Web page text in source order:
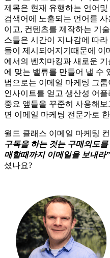
제목은 현재 유행하는 언어및
검색어에 노출되는 언어를 사
이고, 컨텐츠를 제작하는 기
스들은 시간이 지나감에 따
들이 제시되어지기때문에 이
에서의 벤치마킹과 새로운
에 맞는 밸류를 만들어 낼 수
법으로는 이메일 마케팅 그
인사이트를 얻고 생산성 어
중요 앺들을 꾸준히 사용해
면 이메일 마케팅 전문가로
월드 클래스 이메일 마케팅
구독을 하는 것는 구매의도
매할때까지 이메일을 보내라”
셨나요?